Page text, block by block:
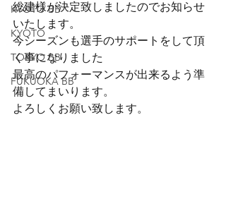
KYOTO BB
KYOTO
TOKYO BB
FUKUOKA BB
総建様が決定致しましたのでお知らせ
いたします。
今シーズンも選手のサポートをして頂
く事になりました
最高のパフォーマンスが出来るよう準
備してまいります。
よろしくお願い致します。